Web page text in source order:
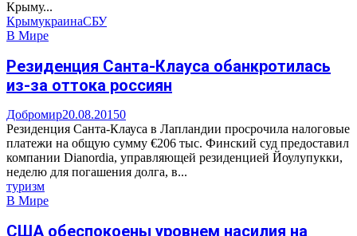
Крыму...
КрымукраинаСБУ
В Мире
Резиденция Санта-Клауса обанкротилась
из-за оттока россиян
Добромир20.08.20150
Резиденция Санта-Клауса в Лапландии просрочила налоговые
платежи на общую сумму €206 тыс. Финский суд предоставил
компании Dianordia, управляющей резиденцией Йоулупукки,
неделю для погашения долга, в...
туризм
В Мире
США обеспокоены уровнем насилия на